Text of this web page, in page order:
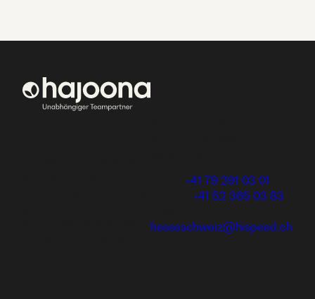
+41 79 291 03 01
+41 52 365 03 83
hesseschweiz@hispeed.ch